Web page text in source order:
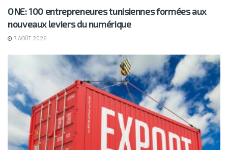
ONE: 100 entrepreneures tunisiennes formées aux
nouveaux leviers du numérique
7 AOÛT 2026